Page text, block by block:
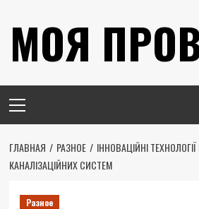
содержимому
МОЯ
меню
ГЛАВНАЯ РАЗНОЕ
ІННОВАЦІЙНІ
КАНАЛІЗАЦІЙНИХ СИСТЕМ
Разное